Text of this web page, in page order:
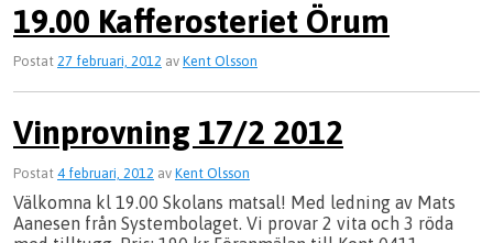
19.00 Kafferosteriet Örum
Postat 27 februari, 2012 av Kent Olsson
Vinprovning 17/2 2012
Postat 4 februari, 2012 av Kent Olsson
Välkomna kl 19.00 Skolans matsal! Med ledning av Mats
Aanesen från Systembolaget. Vi provar 2 vita och 3 röda